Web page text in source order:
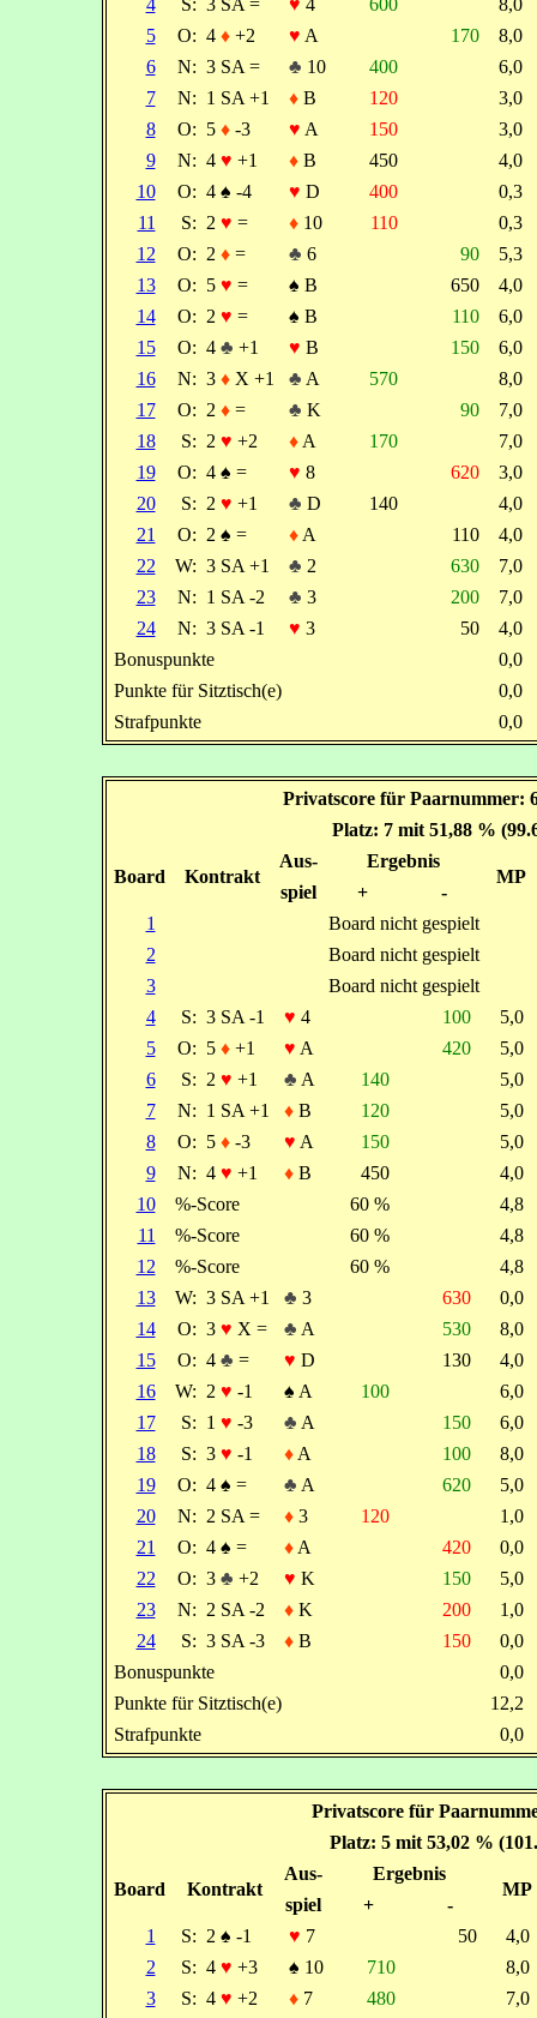
4 S: 3 SA = ♥ 4 600
8,0
5
O: 4 ♦+2 ♥ A 170
8,0
6
N: 3 SA = ♣ 10 400
6,0
7
N: 1 SA +1 ♦B 120
3,0
8
O: 5 ♦-3 ♥ A 150
3,0
9
N: 4 ♥ +1 ♦B 450
4,0
10
O: 4 ♠ -4 ♥ D 400
0,3
11
S: 2 ♥ = ♦10 110
0,3
12
O: 2 ♦= ♣ 6 90
5,3
13
O: 5 ♥ = ♠ B 650
4,0
14
O: 2 ♥ = ♠ B 110
6,0
15
O: 4 ♣ +1 ♥ B 150
6,0
16
N: 3 ♦X +1 ♣ A 570
8,0
17
O: 2 ♦= ♣ K 90
7,0
18
S: 2 ♥ +2 ♦A 170
7,0
19
O: 4 ♠ = ♥ 8 620
3,0
20
S: 2 ♥ +1 ♣ D 140
4,0
21
O: 2 ♠ = ♦A 110
4,0
22
W: 3 SA +1 ♣ 2 630
7,0
23
N: 1 SA -2 ♣ 3 200
7,0
24
N: 3 SA -1 ♥ 3 50
4,0
Bonuspunkte
0,0
Punkte für Sitztisch(e)
0,0
Strafpunkte
0,0
Privatscore für Paarnummer:
Platz: 7 mit 51,88 %
Board Kontrakt
Aus- Ergebnis
MP
spiel +
-
1
Board nicht gespielt
2
Board nicht gespielt
3
Board nicht gespielt
4
S: 3 SA -1 ♥ 4 100
5,0
5
O: 5 ♦+1 ♥ A 420
5,0
6
S: 2 ♥ +1 ♣ A 140
5,0
7
N: 1 SA +1 ♦B 120
5,0
8
O: 5 ♦-3 ♥ A 150
5,0
9
N: 4 ♥ +1 ♦B 450
4,0
10
%-Score 60 %
4,8
11
%-Score 60 %
4,8
12
%-Score 60 %
4,8
13
W: 3 SA +1 ♣ 3 630
0,0
14
O: 3 ♥ X = ♣ A 530
8,0
15
O: 4 ♣ = ♥ D 130
4,0
16
W: 2 ♥ -1 ♠ A 100
6,0
17
S: 1 ♥ -3 ♣ A 150
6,0
18
S: 3 ♥ -1 ♦A 100
8,0
19
O: 4 ♠ = ♣ A 620
5,0
20
N: 2 SA = ♦3 120
1,0
21
O: 4 ♠ = ♦A 420
0,0
22
O: 3 ♣ +2 ♥ K 150
5,0
23
N: 2 SA -2 ♦K 200
1,0
24
S: 3 SA -3 ♦B 150
0,0
Bonuspunkte
0,0
Punkte für Sitztisch(e)
12,2
Strafpunkte
0,0
Privatscore für
Platz: 5 mit 53,02 %
Board Kontrakt
Aus- Ergebnis
MP
spiel +
-
1
S: 2 ♠ -1 ♥ 7 50
2
S: 4 ♥ +3 ♠ 10 710
3
S: 4 ♥ +2 ♦7 480